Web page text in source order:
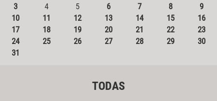
3
4 5 6 7 8
9
10
11 12 13 14 15
16
17
18 19 20 21 22
23
24
25 26 27 28 29
30
31
TODAS